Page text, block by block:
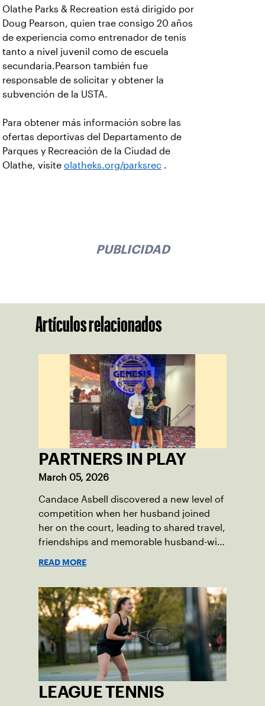
Olathe Parks & Recreation está dirigido por
Doug Pearson, quien trae consigo 20 años
de experiencia como entrenador de tenis
tanto a nivel juvenil como de escuela
secundaria.Pearson también fue
responsable de solicitar y obtener la
subvención de la USTA.
Para obtener más información sobre las
ofertas deportivas del Departamento de
Parques y Recreación de la Ciudad de
Olathe, visite olatheks.org/parksrec .
PUBLICIDAD
Artículos relacionados
PARTNERS IN PLAY
March 05, 2026
Candace Asbell discovered a new level of
competition when her husband joined
her on the court, leading to shared travel,
friendships and memorable husband-wife
READ MORE
LEAGUE TENNIS